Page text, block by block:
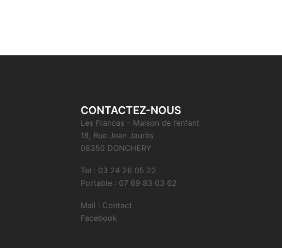
CONTACTEZ-NOUS
Les Francas – Maison de l’enfant
18, Rue Jean Jaurès
08350 DONCHERY
Tel : 03 24 26 05 22
Portable : 07 69 83 03 62
Mail : Contact
Facebook